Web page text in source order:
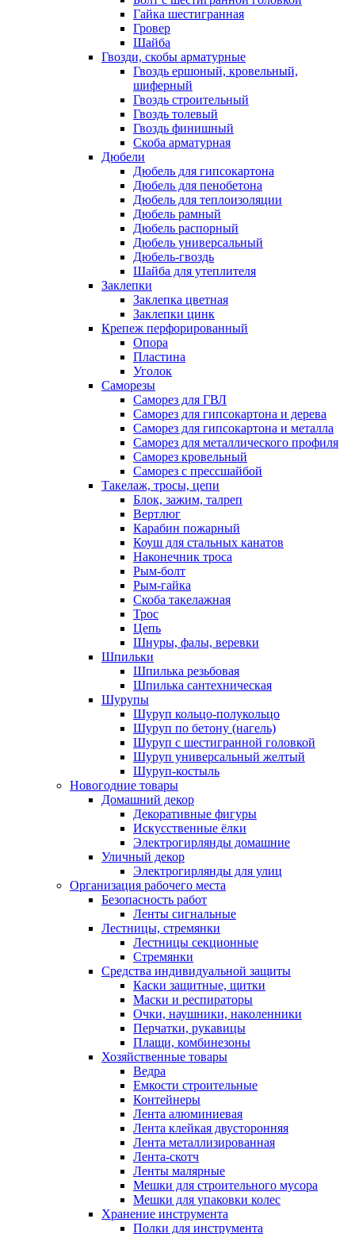
Гайка шестигранная
Гровер
Шайба
Гвозди, скобы арматурные
Гвоздь ершоный, кровельный,
шиферный
Гвоздь строительный
Гвоздь толевый
Гвоздь финишный
Скоба арматурная
Дюбели
Дюбель для гипсокартона
Дюбель для пенобетона
Дюбель для теплоизоляции
Дюбель рамный
Дюбель распорный
Дюбель универсальный
Дюбель-гвоздь
Шайба для утеплителя
Заклепки
Заклепка цветная
Заклепки цинк
Крепеж перфорированный
Опора
Пластина
Уголок
Саморезы
Саморез для ГВЛ
Саморез для гипсокартона и дерева
Саморез для гипсокартона и металла
Саморез для металлического профиля
Саморез кровельный
Саморез с прессшайбой
Такелаж, тросы, цепи
Блок, зажим, талреп
Вертлюг
Карабин пожарный
Коуш для стальных канатов
Наконечник троса
Рым-болт
Рым-гайка
Скоба такелажная
Трос
Цепь
Шнуры, фалы, веревки
Шпильки
Шпилька резьбовая
Шпилька сантехническая
Шурупы
Шуруп кольцо-полукольцо
Шуруп по бетону (нагель)
Шуруп с шестигранной головкой
Шуруп универсальный желтый
Шуруп-костыль
Новогодние товары
Домашний декор
Декоративные фигуры
Искусственные ёлки
Электрогирлянды домашние
Уличный декор
Электрогирлянды для улиц
Организация рабочего места
Безопасность работ
Ленты сигнальные
Лестницы, стремянки
Лестницы секционные
Стремянки
Средства индивидуальной защиты
Каски защитные, щитки
Маски и респираторы
Очки, наушники, наколенники
Перчатки, рукавицы
Плащи, комбинезоны
Хозяйственные товары
Ведра
Емкости строительные
Контейнеры
Лента алюминиевая
Лента клейкая двусторонняя
Лента металлизированная
Лента-скотч
Ленты малярные
Мешки для строительного мусора
Мешки для упаковки колес
Хранение инструмента
Полки для инструмента